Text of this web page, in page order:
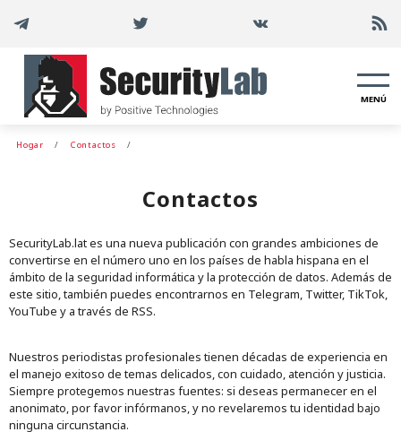
MENÚ
Hogar Contactos
Contactos
SecurityLab.lat es una nueva publicación con grandes ambiciones de
convertirse en el número uno en los países de habla hispana en el
ámbito de la seguridad informática y la protección de datos. Además de
este sitio, también puedes encontrarnos en Telegram, Twitter, TikTok,
YouTube y a través de RSS.
Nuestros periodistas profesionales tienen décadas de experiencia en
el manejo exitoso de temas delicados, con cuidado, atención y justicia.
Siempre protegemos nuestras fuentes: si deseas permanecer en el
anonimato, por favor infórmanos, y no revelaremos tu identidad bajo
ninguna circunstancia.